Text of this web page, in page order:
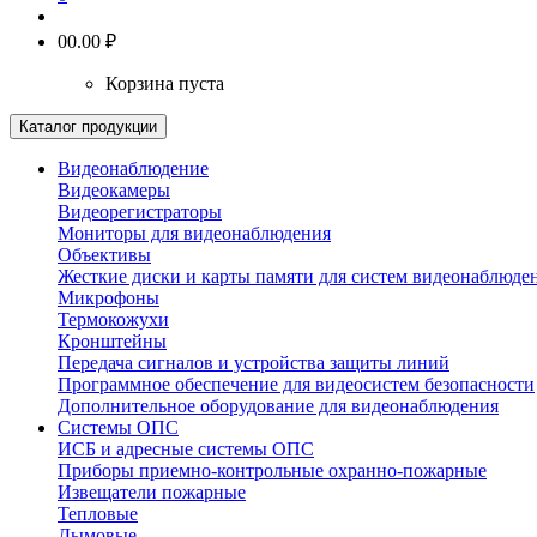
00.00 ₽
Корзина пуста
Каталог продукции
Видеонаблюдение
Видеокамеры
Видеорегистраторы
Мониторы для видеонаблюдения
Объективы
Жесткие диски и карты памяти для систем
Микрофоны
Термокожухи
Кронштейны
Передача сигналов и устройства защиты линий
Программное обеспечение для видеосистем безопасности
Дополнительное оборудование для видеонаблюдения
Системы ОПС
ИСБ и адресные системы ОПС
Приборы приемно-контрольные охранно-пожарные
Извещатели пожарные
Тепловые